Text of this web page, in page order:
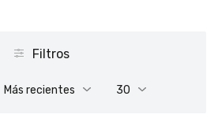
Filtros
Más recientes 30